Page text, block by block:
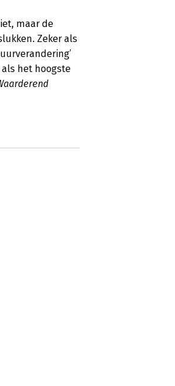
maar de
Zeker als
als het hoogste